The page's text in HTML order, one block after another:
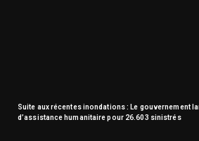
Suite aux récentes inondations : Le gouvernement
d’assistance humanitaire pour 26.603 sinistrés